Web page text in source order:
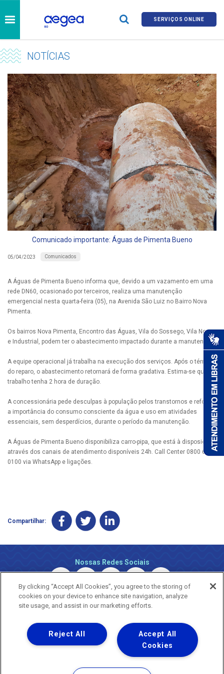
SERVIÇOS ONLINE
NOTÍCIAS
Comunicado importante: Águas de Pimenta Bueno
05/04/2023 Comunicados
A Águas de Pimenta Bueno informa que, devido a um vazamento em uma
rede DN60, ocasionado por terceiros, realiza uma manutenção
emergencial nesta quarta-feira (05), na Avenida São Luiz no Bairro Nova
Pimenta.
Os bairros Nova Pimenta, Encontro das Águas, Vila do Sossego, Vila Nova
e Industrial, podem ter o abastecimento impactado durante a manutenção.
A equipe operacional já trabalha na execução dos serviços. Após o término
do reparo, o abastecimento retornará de forma gradativa. Estima-se que o
trabalho tenha 2 hora de duração.
A concessionária pede desculpas à população pelos transtornos e reforça
a importância do consumo consciente da água e uso em atividades
essenciais, sem desperdícios, durante o período da manutenção.
A Águas de Pimenta Bueno disponibiliza carro-pipa, que está à disposição
através dos canais de atendimento disponíveis 24h. Call Center 0800 690
0100 via WhatsApp e ligações.
Compartilhar:
Nossas Redes Sociais
Copyright © 2026 - Todos os Direitos Reservados.
Nossa natureza movimenta a vida
By clicking “Accept All Cookies”, you agree to the storing of
cookies on your device to enhance site navigation, analyze
site usage, and assist in our marketing efforts.
Accept All
Cookies
Reject All